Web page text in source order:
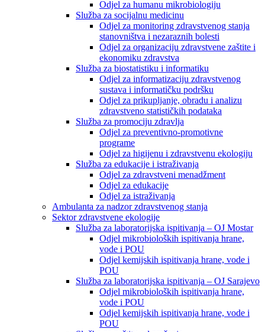
Odjel za humanu mikrobiologiju
Služba za socijalnu medicinu
Odjel za monitoring zdravstvenog stanja
stanovništva i nezaraznih bolesti
Odjel za organizaciju zdravstvene zaštite i
ekonomiku zdravstva
Služba za biostatistiku i informatiku
Odjel za informatizaciju zdravstvenog
sustava i informatičku podršku
Odjel za prikupljanje, obradu i analizu
zdravstveno statističkih podataka
Služba za promociju zdravlja
Odjel za preventivno-promotivne
programe
Odjel za higijenu i zdravstvenu ekologiju
Služba za edukacije i istraživanja
Odjel za zdravstveni menadžment
Odjel za edukacije
Odjel za istraživanja
Ambulanta za nadzor zdravstvenog stanja
Sektor zdravstvene ekologije
Služba za laboratorijska ispitivanja – OJ Mostar
Odjel mikrobioloških ispitivanja hrane,
vode i POU
Odjel kemijskih ispitivanja hrane, vode i
POU
Služba za laboratorijska ispitivanja – OJ Sarajevo
Odjel mikrobioloških ispitivanja hrane,
vode i POU
Odjel kemijskih ispitivanja hrane, vode i
POU